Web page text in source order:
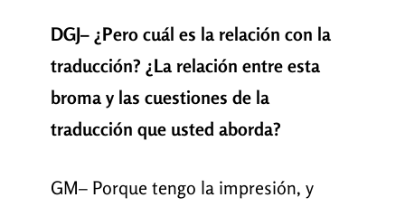
DGJ– ¿Pero cuál es la relación con la
traducción? ¿La relación entre esta
broma y las cuestiones de la
traducción que usted aborda?
GM– Porque tengo la impresión, y